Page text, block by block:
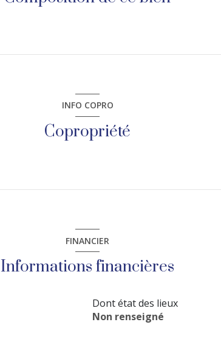
INFO COPRO
Copropriété
FINANCIER
Informations financières
Dont état des lieux
Non renseigné